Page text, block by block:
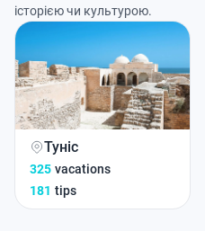
історією чи культурою.
Туніс
325 vacations
181 tips